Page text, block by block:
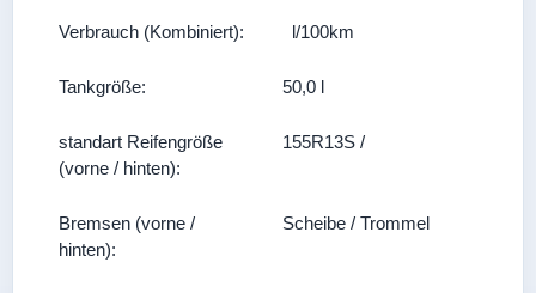
Verbrauch (Kombiniert): l/100km
Tankgröße: 50,0 l
standart Reifengröße
(vorne / hinten):
155R13S /
Bremsen (vorne /
hinten):
Scheibe / Trommel